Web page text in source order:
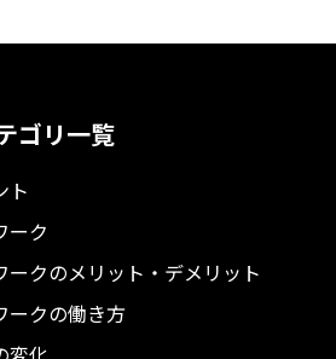
ゴリ一覧
ト
ーク
ークのメリット・デメリット
ークの働き方